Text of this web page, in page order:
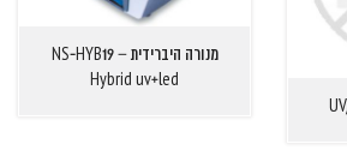
מנורה היברידית NS-HYB19 –
Hybrid uv+led